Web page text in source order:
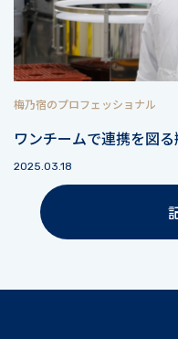
梅乃宿のプロフェッショナル
ワンチームで連携を図る
2025.03.18